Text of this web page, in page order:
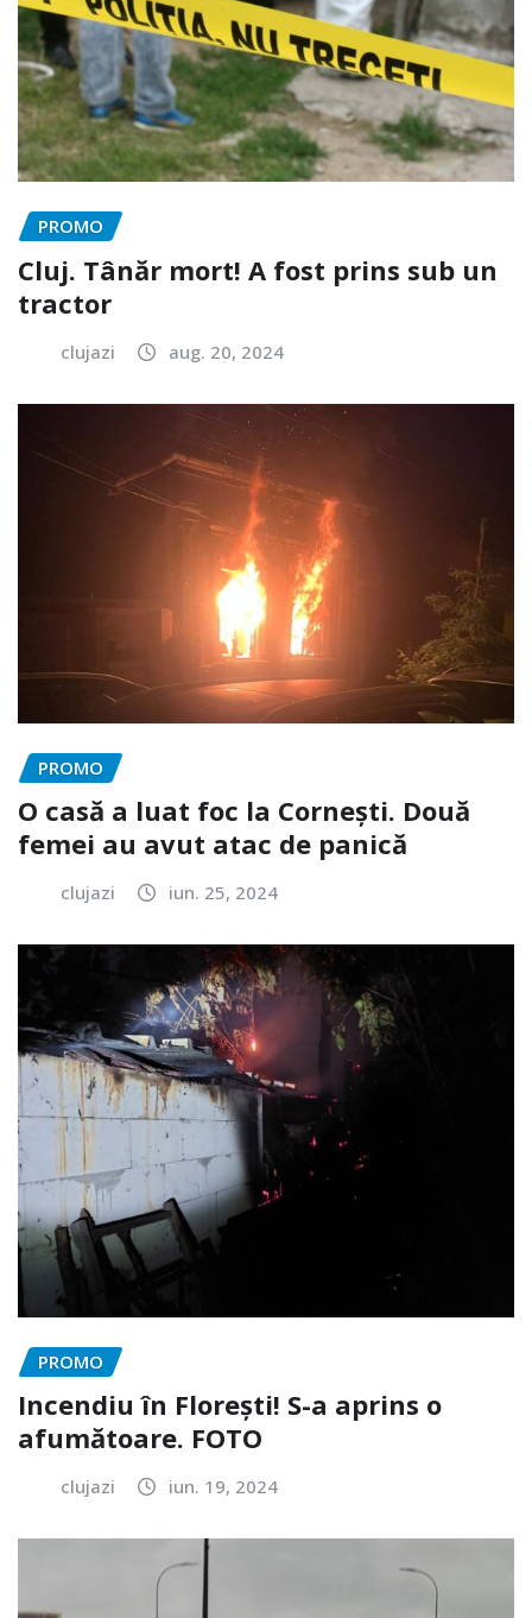
PROMO
Cluj. Tânăr mort! A fost prins sub un
tractor
clujazi aug. 20, 2024
PROMO
O casă a luat foc la Cornești. Două
femei au avut atac de panică
clujazi iun. 25, 2024
PROMO
Incendiu în Florești! S-a aprins o
afumătoare. FOTO
clujazi iun. 19, 2024